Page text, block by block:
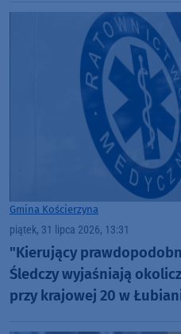
Gmina Kościerzyna
piątek, 31 lipca 2026, 13:31
"Kierujący
Śledczy wyjaśniają
przy krajowej 20 w